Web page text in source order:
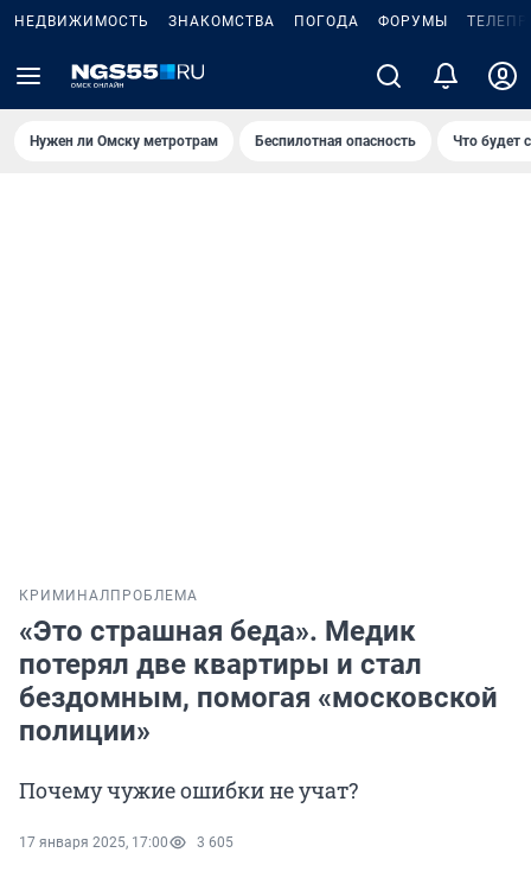
НЕДВИЖИМОСТЬ ЗНАКОМСТВА ПОГОДА ФОРУМЫ
Нужен ли Омску метротрам Беспилотная опасность Что будет
КРИМИНАЛ ПРОБЛЕМА
«Это страшная беда». Медик
потерял две квартиры и стал
бездомным, помогая «московской
полиции»
Почему чужие ошибки не учат?
17 января 2025, 17:00 3 605